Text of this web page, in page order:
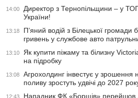
14:00
Директор з Тернопільщини – у
України!
13:18
П’яний водій з Білецької громади
гривень у службове авто
13:10
Як купити піжаму та білизну
на підробку
13:08
Агрохолдинг інвестує у зрошення
поливу зростуть удвічі до 2027
12:43 Нападник ФК «Борщів» перейшов